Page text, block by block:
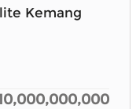
Kemang